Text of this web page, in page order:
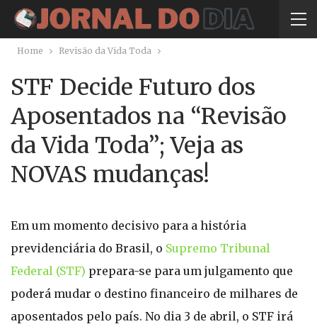
Home Revisão da Vida Toda
STF Decide Futuro dos
Aposentados na “Revisão
da Vida Toda”; Veja as
NOVAS mudanças!
Em um momento decisivo para a história
previdenciária do Brasil, o Supremo Tribunal
Federal (STF) prepara-se para um julgamento que
poderá mudar o destino financeiro de milhares de
aposentados pelo país. No dia 3 de abril, o STF irá